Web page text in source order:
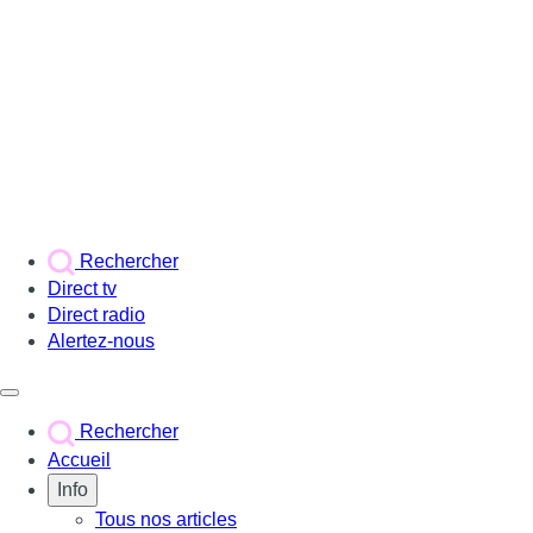
Rechercher
Direct tv
Direct radio
Alertez-nous
Rechercher
Accueil
Info
Tous nos articles